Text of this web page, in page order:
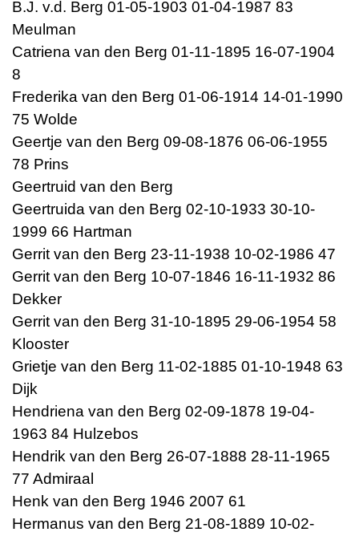
B.J. v.d. Berg 01-05-1903 01-04-1987 83
Meulman
Catriena van den Berg 01-11-1895 16-07-1904
8
Frederika van den Berg 01-06-1914 14-01-1990
75 Wolde
Geertje van den Berg 09-08-1876 06-06-1955
78 Prins
Geertruid van den Berg
Geertruida van den Berg 02-10-1933 30-10-
1999 66 Hartman
Gerrit van den Berg 23-11-1938 10-02-1986 47
Gerrit van den Berg 10-07-1846 16-11-1932 86
Dekker
Gerrit van den Berg 31-10-1895 29-06-1954 58
Klooster
Grietje van den Berg 11-02-1885 01-10-1948 63
Dijk
Hendriena van den Berg 02-09-1878 19-04-
1963 84 Hulzebos
Hendrik van den Berg 26-07-1888 28-11-1965
77 Admiraal
Henk van den Berg 1946 2007 61
Hermanus van den Berg 21-08-1889 10-02-